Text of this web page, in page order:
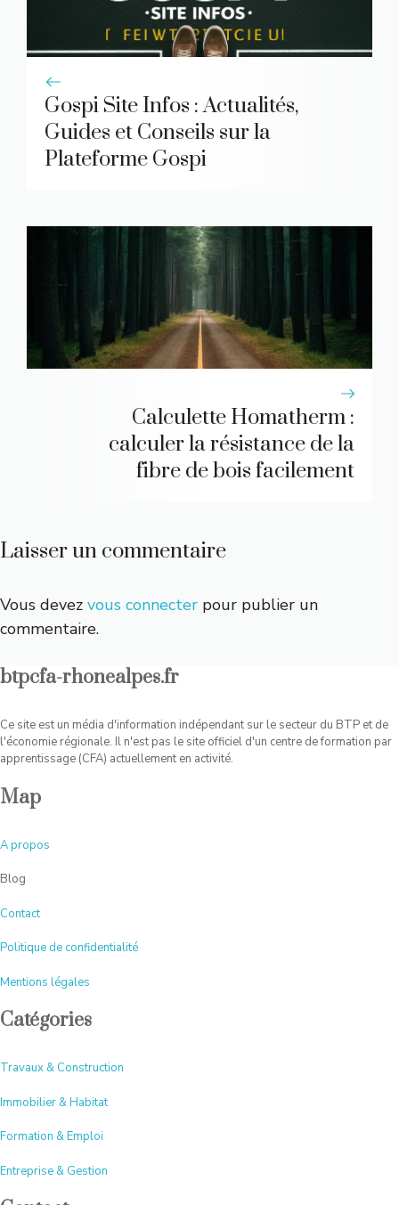
Gospi Site Infos : Actualités,
Guides et Conseils sur la
Plateforme Gospi
Calculette Homatherm :
calculer la résistance de la
fibre de bois facilement
Laisser un commentaire
Vous devez vous connecter pour publier un
commentaire.
btpcfa-rhonealpes.fr
Ce site est un média d'information indépendant sur le secteur du BTP et de
l'économie régionale. Il n'est pas le site officiel d'un centre de formation par
apprentissage (CFA) actuellement en activité.
Map
Apropos
Blog
Contact
Politique de confidentialité
Mentions légales
Catégories
Travaux & Construction
Immobilier & Habitat
Formation & Emploi
Entreprise & Gestion